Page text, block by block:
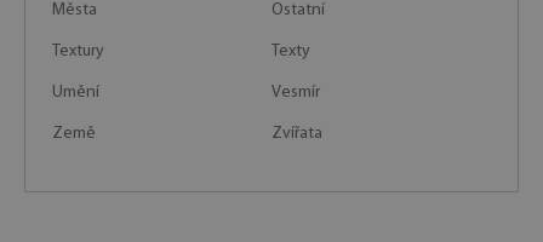
Města Ostatní
Textury Texty
Umění Vesmír
Země Zvířata